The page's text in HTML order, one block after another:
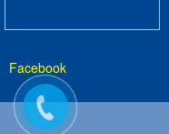
Facebook